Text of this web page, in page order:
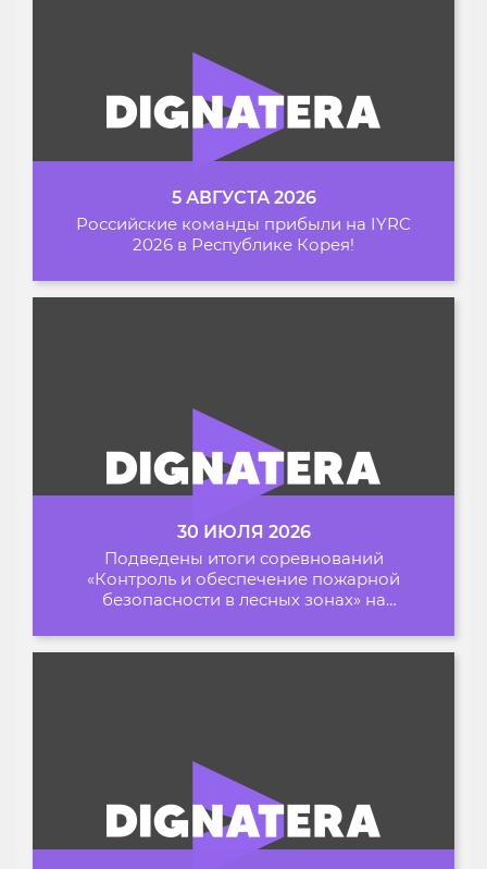
5 АВГУСТА 2026
Российские команды прибыли на IYRC
2026 в Республике Корея!
30 ИЮЛЯ 2026
Подведены итоги соревнований
«Контроль и обеспечение пожарной
безопасности в лесных зонах» на